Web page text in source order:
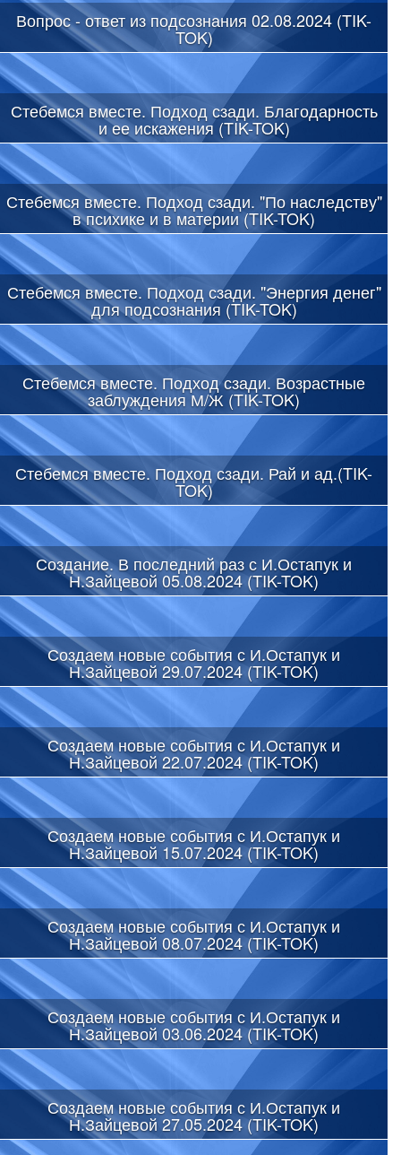
Вопрос - ответ из подсознания 02.08.2024 (TIK-
TOK)
Стебемся вместе. Подход сзади. Благодарность
и ее искажения (TIK-TOK)
Стебемся вместе. Подход сзади. "По наследству"
в психике и в материи (TIK-TOK)
Стебемся вместе. Подход сзади. "Энергия денег"
для подсознания (TIK-TOK)
Стебемся вместе. Подход сзади. Возрастные
заблуждения М/Ж (TIK-TOK)
Стебемся вместе. Подход сзади. Рай и ад.(TIK-
TOK)
Создание. В последний раз с И.Остапук и
Н.Зайцевой 05.08.2024 (TIK-TOK)
Создаем новые события с И.Остапук и
Н.Зайцевой 29.07.2024 (TIK-TOK)
Создаем новые события с И.Остапук и
Н.Зайцевой 22.07.2024 (TIK-TOK)
Создаем новые события с И.Остапук и
Н.Зайцевой 15.07.2024 (TIK-TOK)
Создаем новые события с И.Остапук и
Н.Зайцевой 08.07.2024 (TIK-TOK)
Создаем новые события с И.Остапук и
Н.Зайцевой 03.06.2024 (TIK-TOK)
Создаем новые события с И.Остапук и
Н.Зайцевой 27.05.2024 (TIK-TOK)